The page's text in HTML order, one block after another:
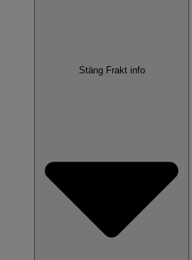
Stäng Frakt info